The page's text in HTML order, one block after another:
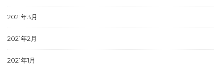
2021年3月
2021年2月
2021年1月